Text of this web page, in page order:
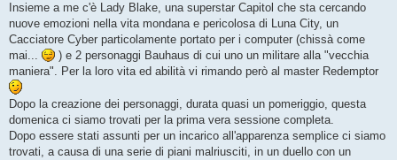
Insieme a me c'è Lady Blake, una superstar Capitol che sta cercando
nuove emozioni nella vita mondana e pericolosa di Luna City, un
Cacciatore Cyber particolamente portato per i computer (chissà come
mai...
) e 2 personaggi Bauhaus di cui uno un militare alla "vecchia
maniera". Per la loro vita ed abilità vi rimando però al master Redemptor
Dopo la creazione dei personaggi, durata quasi un pomeriggio, questa
domenica ci siamo trovati per la prima vera sessione completa.
Dopo essere stati assunti per un incarico all'apparenza semplice ci siamo
trovati, a causa di una serie di piani malriusciti, in un duello con un